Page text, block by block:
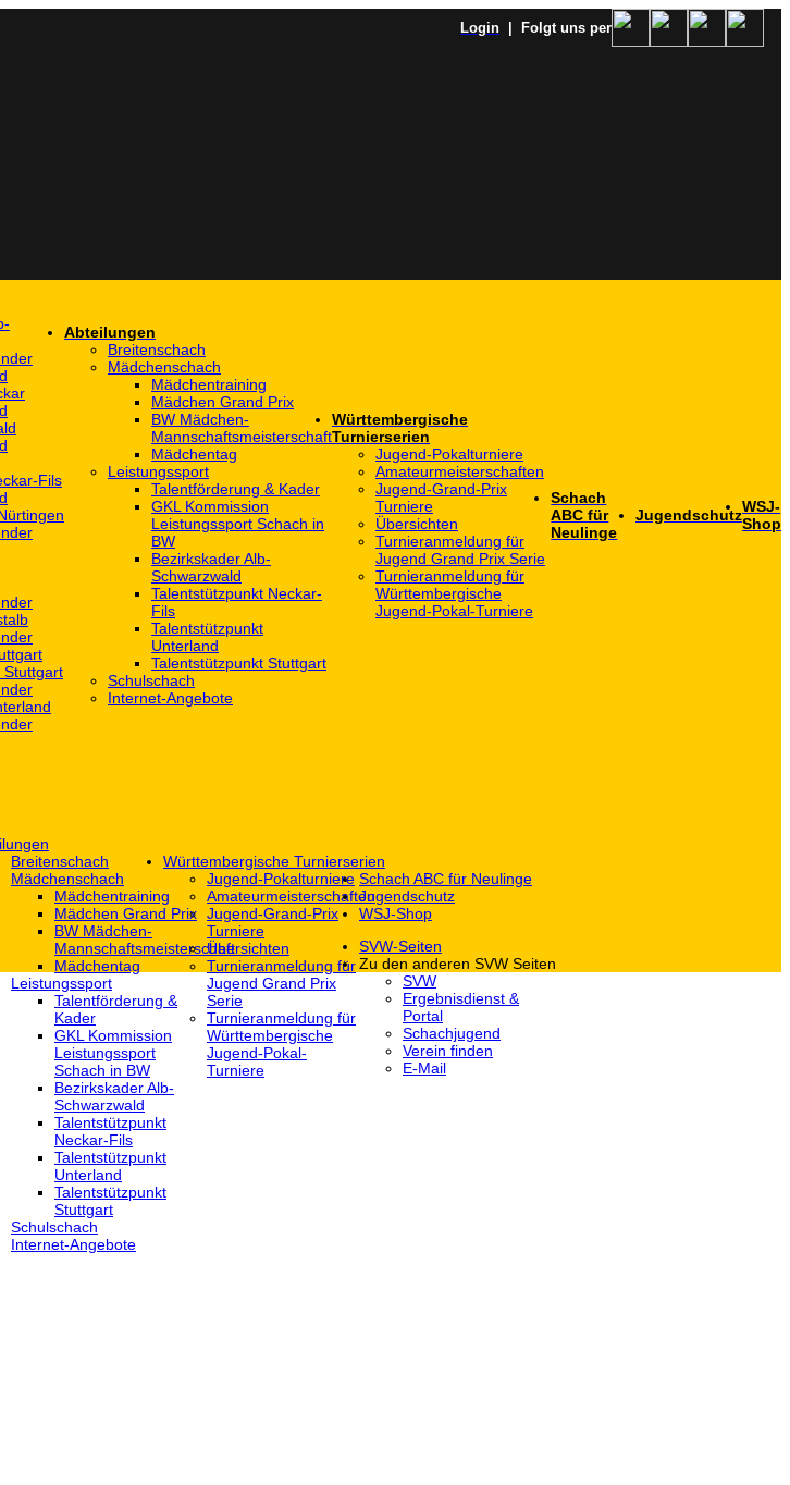
Login | Folgt uns per
Fils
Stuttgart
Abteilungen
Breitenschach
Mädchenschach
Mädchentraining
Mädchen Grand Prix
BW Mädchen-
Mannschaftsmeisterschaft
Mädchentag
Leistungssport
Talentförderung & Kader
GKL Kommission
Leistungssport Schach in
BW
Bezirkskader Alb-
Schwarzwald
Talentstützpunkt Neckar-
Fils
Talentstützpunkt
Unterland
Talentstützpunkt Stuttgart
Schulschach
Internet-Angebote
Württembergische
Turnierserien
Jugend-Pokalturniere
Amateurmeisterschaften
Jugend-Grand-Prix
Turniere
Übersichten
Turnieranmeldung für
Jugend Grand Prix Serie
Turnieranmeldung für
Württembergische
Jugend-Pokal-Turniere
Schach
ABC für
Neulinge
JugendschutzWSJ-
Shop
Breitenschach
Mädchenschach
Mädchentraining
Mädchen Grand Prix
BW Mädchen-
Mannschaftsmeisterschaft
Mädchentag
Leistungssport
Talentförderung &
Kader
GKL Kommission
Leistungssport
Schach in BW
Bezirkskader Alb-
Schwarzwald
Talentstützpunkt
Neckar-Fils
Talentstützpunkt
Unterland
Talentstützpunkt
Stuttgart
Schulschach
Internet-Angebote
Württembergische Turnierserien
Jugend-Pokalturniere
Amateurmeisterschaften
Jugend-Grand-Prix
Turniere
Übersichten
Turnieranmeldung für
Jugend Grand Prix
Serie
Turnieranmeldung für
Württembergische
Jugend-Pokal-
Turniere
Schach ABC für Neulinge
Jugendschutz
WSJ-Shop
SVW-Seiten
Zu den anderen SVW Seiten
SVW
Ergebnisdienst &
Portal
Schachjugend
Verein finden
E-Mail